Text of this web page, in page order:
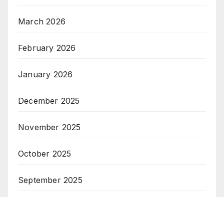
March 2026
February 2026
January 2026
December 2025
November 2025
October 2025
September 2025